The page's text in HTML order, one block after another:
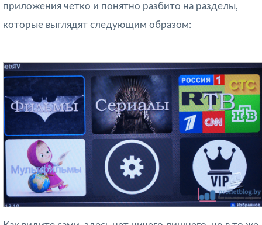
приложения четко и понятно разбито на разделы,
которые выглядят следующим образом: